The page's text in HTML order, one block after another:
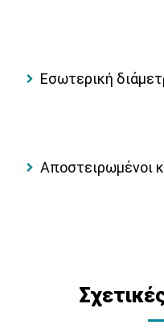
Εσωτερική
Αποστειρωμένοι